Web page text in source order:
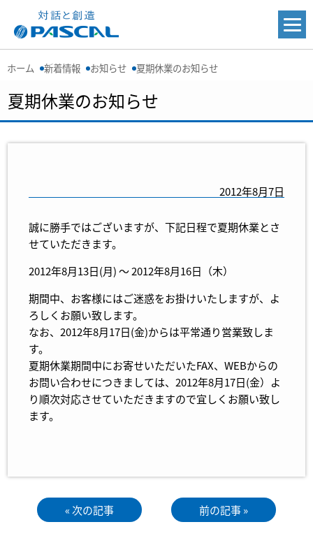
ホーム 新着情報 お知らせ 夏期休業のお知らせ
夏期休業のお知らせ
2012年8月7日
誠に勝手ではございますが、下記日程で夏期休業とさ
せていただきます。
2012年8月13日(月) ～ 2012年8月16日（木）
期間中、お客様にはご迷惑をお掛けいたしますが、よ
ろしくお願い致します。
なお、2012年8月17日(金)からは平常通り営業致しま
す。
夏期休業期間中にお寄せいただいたFAX、WEBからの
お問い合わせにつきましては、2012年8月17日(金）よ
り順次対応させていただきますので宜しくお願い致し
ます。
« 次の記事 前の記事 »